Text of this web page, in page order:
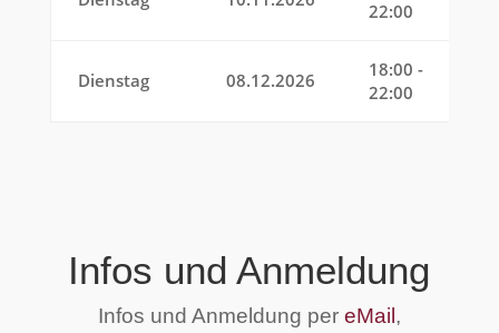
22:00
Dienstag 08.12.2026
18:00 -
22:00
Infos und Anmeldung
Infos und Anmeldung per eMail ,